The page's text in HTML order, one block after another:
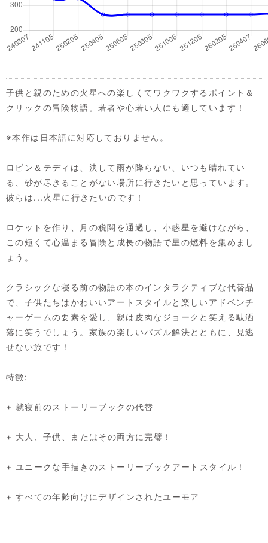
子供と親のための火星への楽しくてワクワクするポイント＆
クリックの冒険物語。若者や心若い人にも適しています！
※本作は日本語に対応しておりません。
ロビン＆テディは、決して雨が降らない、いつも晴れてい
る、砂が尽きることがない場所に行きたいと思っています。
彼らは...火星に行きたいのです！
ロケットを作り、月の税関を通過し、小惑星を避けながら、
この短くて心温まる冒険と成長の物語で星の燃料を集めまし
ょう。
クラシックな寝る前の物語の本のインタラクティブな代替品
で、子供たちはかわいいアートスタイルと楽しいアドベンチ
ャーゲームの要素を愛し、親は皮肉なジョークと笑える駄洒
落に笑うでしょう。家族の楽しいパズル解決とともに、見逃
せない旅です！
特徴:
+ 就寝前のストーリーブックの代替
+ 大人、子供、またはその両方に完璧！
+ ユニークな手描きのストーリーブックアートスタイル！
+ すべての年齢向けにデザインされたユーモア